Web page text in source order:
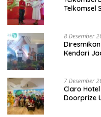
Telkomsel
8 Desember
Kendari
7 Desember
Claro
Doorprize